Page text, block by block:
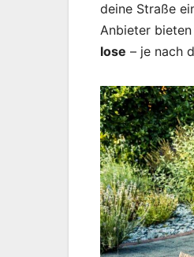
deine Straße
Anbieter
lose – je nach